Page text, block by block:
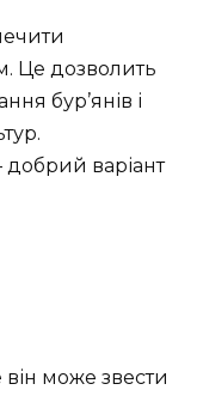
Це дозволить
бур’янів і
варіант
може звести